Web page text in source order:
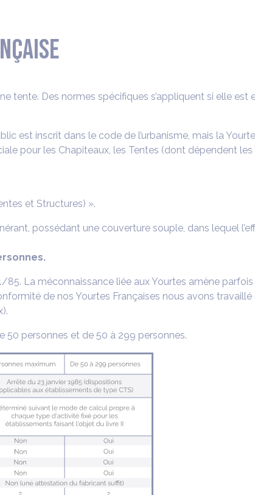
tente. Des normes spécifiques s’appliquent si elle est
est inscrit dans le code de l’urbanisme, mais la Yourte
pour les Chapiteaux, les Tentes (dont dépendent les
et Structures) ».
possédant une couverture souple, dans lequel
La méconnaissance liée aux Yourtes amène parfois
de nos Yourtes Françaises nous avons
50 personnes et de 50 à 299 personnes.